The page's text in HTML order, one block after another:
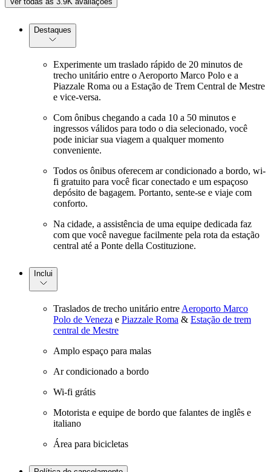
Destaques
Experimente um traslado rápido de 20 minutos de
trecho unitário entre o Aeroporto Marco Polo e a
Piazzale Roma ou a Estação de Trem Central de Mestre
e vice-versa.
Com ônibus chegando a cada 10 a 50 minutos e
ingressos válidos para todo o dia selecionado, você
pode iniciar sua viagem a qualquer momento
conveniente.
Todos os ônibus oferecem ar condicionado a bordo, wi-
fi gratuito para você ficar conectado e um espaçoso
depósito de bagagem. Portanto, sente-se e viaje com
conforto.
Na cidade, a assistência de uma equipe dedicada faz
com que você navegue facilmente pela rota da estação
central até a Ponte della Costituzione.
Inclui
Traslados de trecho unitário entre Aeroporto Marco
Polo de Veneza e Piazzale Roma & Estação de trem
central de Mestre
Amplo espaço para malas
Ar condicionado a bordo
Wi-fi grátis
Motorista e equipe de bordo que falantes de inglês e
italiano
Área para bicicletas